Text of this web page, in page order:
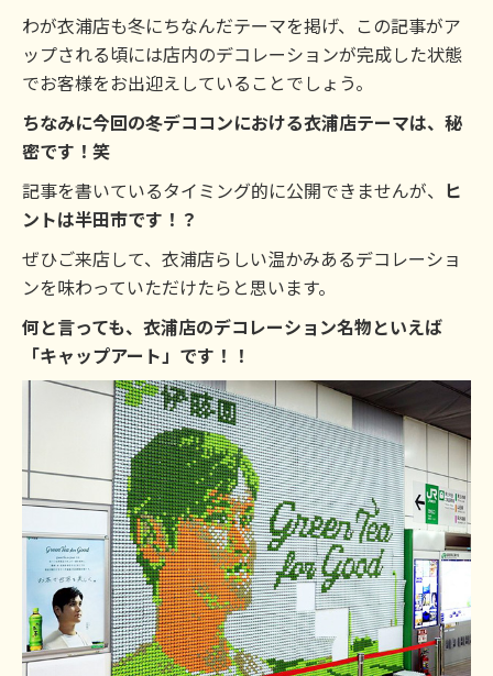
わが衣浦店も冬にちなんだテーマを掲げ、この記事がア
ップされる頃には店内のデコレーションが完成した状態
でお客様をお出迎えしていることでしょう。
ちなみに今回の冬デココンにおける衣浦店テーマは、秘
密です！笑
記事を書いているタイミング的に公開できませんが、 ヒ
ントは半田市です！？
ぜひご来店して、衣浦店らしい温かみあるデコレーショ
ンを味わっていただけたらと思います。
何と言っても、衣浦店のデコレーション名物といえば
「キャップアート」です！！